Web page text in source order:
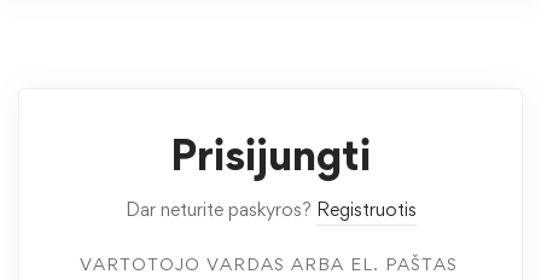
Prisijungti
Dar neturite paskyros? Registruotis
VARTOTOJO VARDAS ARBA EL. PAŠTAS